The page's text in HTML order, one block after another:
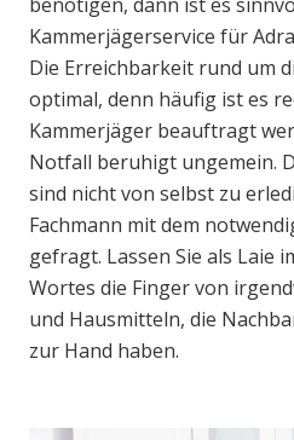
Kammerjägerservice für
Die Erreichbarkeit rund um
optimal, denn häufig ist es
Kammerjäger beauftragt
Notfall beruhigt ungemein.
sind nicht von selbst zu
Fachmann mit dem
gefragt. Lassen Sie als Laie
Wortes die Finger von
und Hausmitteln, die
zur Hand haben.